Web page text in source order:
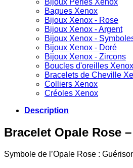
Bagues Xenox
Bijoux Xenox - Rose
Bijoux Xenox - Argent
Bijoux Xenox -
Bijoux Xenox - Doré
Bijoux Xenox - Zircons
Boucles d'oreilles Xenox
Bracelets de Cheville
Colliers Xenox
Créoles Xenox
Description
Bracelet Opale Rose
Symbole de l’Opale Rose :